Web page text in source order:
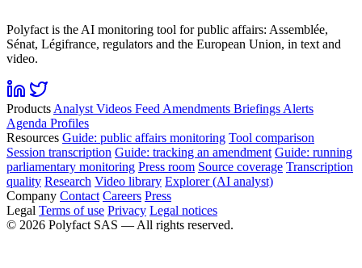
Polyfact is the AI monitoring tool for public affairs: Assemblée,
Sénat, Légifrance, regulators and the European Union, in text and
video.
Products Analyst Videos Feed Amendments Briefings Alerts
Agenda Profiles
Resources Guide: public affairs monitoring Tool comparison
Session transcription Guide: tracking an amendment Guide: running
parliamentary monitoring Press room Source coverage Transcription
quality Research Video library Explorer (AI analyst)
Company Contact Careers Press
Legal Terms of use Privacy Legal notices
© 2026 Polyfact SAS — All rights reserved.